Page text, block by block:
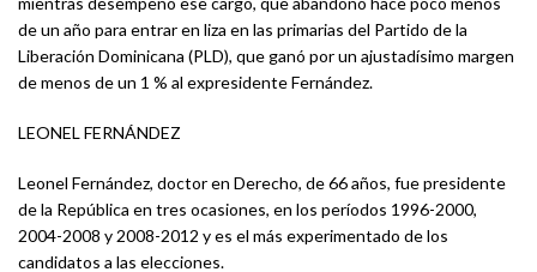
de un año para entrar en liza en las primarias del Partido de la
Liberación Dominicana (PLD), que ganó por un ajustadísimo margen
de menos de un 1 % al expresidente Fernández.
LEONEL FERNÁNDEZ
Leonel Fernández, doctor en Derecho, de 66 años, fue presidente
de la República en tres ocasiones, en los períodos 1996-2000,
2004-2008 y 2008-2012 y es el más experimentado de los
candidatos a las elecciones.